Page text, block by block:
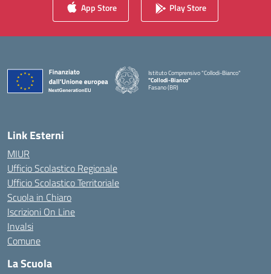
App Store Play Store
Istituto Comprensivo "Collodi-Bianco"
"Collodi-Bianco"
Fasano (BR)
Link Esterni
MIUR
Ufficio Scolastico Regionale
Ufficio Scolastico Territoriale
Scuola in Chiaro
Iscrizioni On Line
Invalsi
Comune
La Scuola